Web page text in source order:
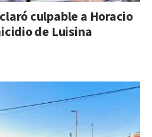
culpable a Horacio
de Luisina